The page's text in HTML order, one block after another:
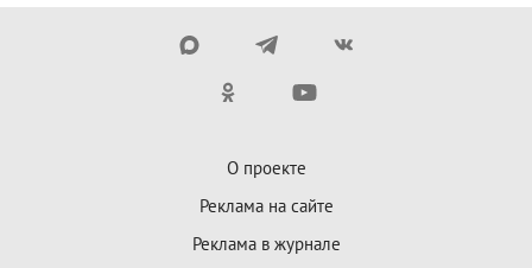
О проекте
Реклама на сайте
Реклама в журнале